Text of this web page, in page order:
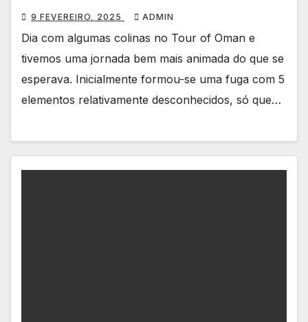
9 FEVEREIRO, 2025 ADMIN
Dia com algumas colinas no Tour of Oman e
tivemos uma jornada bem mais animada do que se
esperava. Inicialmente formou-se uma fuga com 5
elementos relativamente desconhecidos, só que…